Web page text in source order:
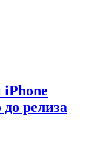
iPhone
до релиза